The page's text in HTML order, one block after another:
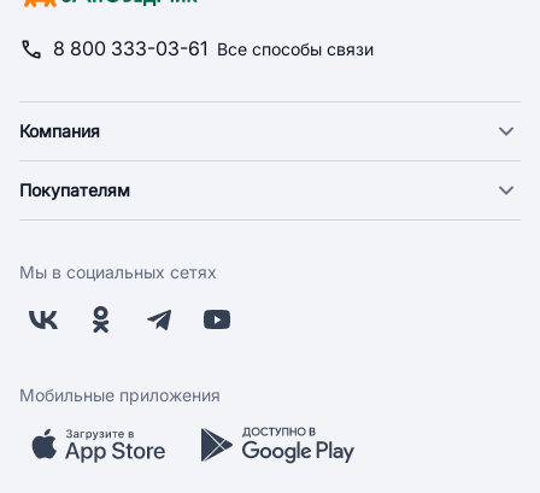
8 800 333-03-61 Все способы связи
Компания
Новости
Поставщикам
Заводчикам
Обратная связь
Покупателям
Оплата
Бонусная программа
Скидки и акции
Мобильное приложение
Мы в социальных сетях
Мобильные приложения